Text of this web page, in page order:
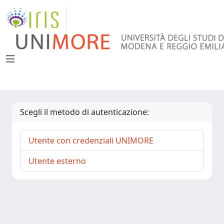
Scegli il metodo di autenticazione:
Utente con credenziali UNIMORE
Utente esterno